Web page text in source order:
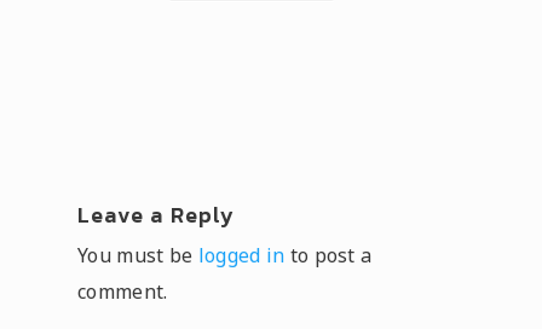
Leave a Reply
You must be logged in to post a
comment.